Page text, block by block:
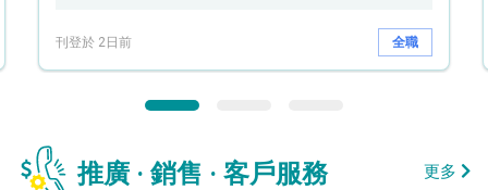
刊登於 2日前 全職
推廣 · 銷售 · 客戶服務 更多